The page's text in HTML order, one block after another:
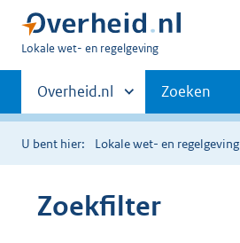
U
hier:
Lokale wet- en regelgeving
Primaire
navigatie
Andere
sites
binnen
Overheid.nl Zoeken
U bent hier: Lokale wet- en regelgeving
Zoekfilter